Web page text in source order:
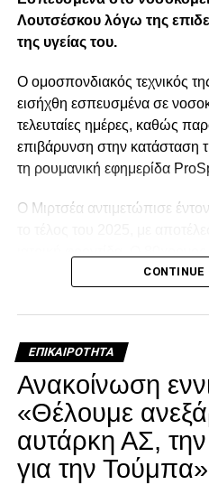
Λουτσέσκου λόγω της
της υγείας του.
Ο ομοσπονδιακός τεχνικός
εισήχθη εσπευσμένα σε
τελευταίες ημέρες, καθώς
επιβάρυνση στην κατάσταση
τη ρουμανική εφημερίδα
Ο Μιρτσέα αντιμετώπισε
κρυολόγημα, το οποίο
αναγκαία να νοσηλευτεί. Οι
νοσηλείας του.
Facebook
Twitter
Email
CONTINUE
ΕΠΙΚΑΙΡΌΤΗΤΑ
Ανακοίνωση
«Θέλουμε
αυτάρκη ΑΣ,
για την Τούμπα»